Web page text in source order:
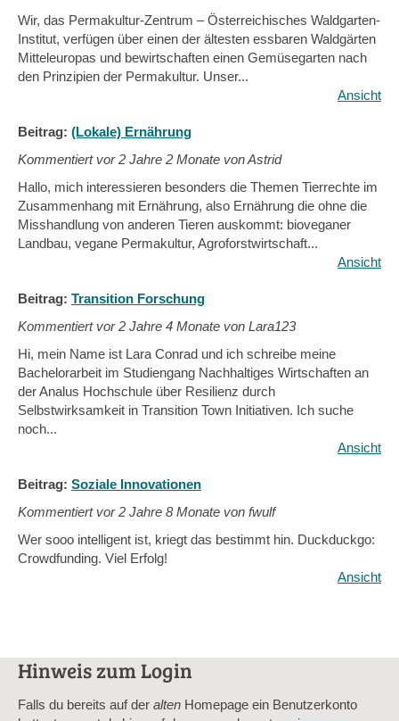
Wir, das Permakultur-Zentrum – Österreichisches Waldgarten-
Institut, verfügen über einen der ältesten essbaren Waldgärten
Mitteleuropas und bewirtschaften einen Gemüsegarten nach
den Prinzipien der Permakultur. Unser...
Ansicht
Beitrag: (Lokale) Ernährung
Kommentiert vor2 Jahre 2 Monate von Astrid
Hallo, mich interessieren besonders die Themen Tierrechte im
Zusammenhang mit Ernährung, also Ernährung die ohne die
Misshandlung von anderen Tieren auskommt: bioveganer
Landbau, vegane Permakultur, Agroforstwirtschaft...
Ansicht
Beitrag: Transition Forschung
Kommentiert vor2 Jahre 4 Monate von Lara123
Hi, mein Name ist Lara Conrad und ich schreibe meine
Bachelorarbeit im Studiengang Nachhaltiges Wirtschaften an
der Analus Hochschule über Resilienz durch
Selbstwirksamkeit in Transition Town Initiativen. Ich suche
noch...
Ansicht
Beitrag: Soziale Innovationen
Kommentiert vor2 Jahre 8 Monate von fwulf
Wer sooo intelligent ist, kriegt das bestimmt hin. Duckduckgo:
Crowdfunding. Viel Erfolg!
Ansicht
Hinweis zum Login
Falls du bereits auf der alten Homepage ein Benutzerkonto